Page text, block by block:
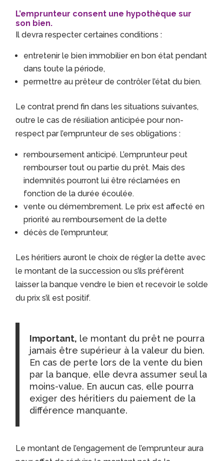
L’emprunteur consent une hypothèque sur
son bien.
Il devra respecter certaines conditions :
entretenir le bien immobilier en bon état pendant
dans toute la période,
permettre au prêteur de contrôler l’état du bien.
Le contrat prend fin dans les situations suivantes,
outre le cas de résiliation anticipée pour non-
respect par l’emprunteur de ses obligations :
remboursement anticipé. L’emprunteur peut
rembourser tout ou partie du prêt. Mais des
indemnités pourront lui être réclamées en
fonction de la durée écoulée.
vente ou démembrement. Le prix est affecté en
priorité au remboursement de la dette
décès de l’emprunteur,
Les héritiers auront le choix de régler la dette avec
le montant de la succession ou s’ils préfèrent
laisser la banque vendre le bien et recevoir le solde
du prix s’il est positif.
Important, le montant du prêt ne pourra
jamais être supérieur à la valeur du bien.
En cas de perte lors de la vente du bien
par la banque, elle devra assumer seul la
moins-value. En aucun cas, elle pourra
exiger des héritiers du paiement de la
différence manquante.
Le montant de l’engagement de l’emprunteur aura